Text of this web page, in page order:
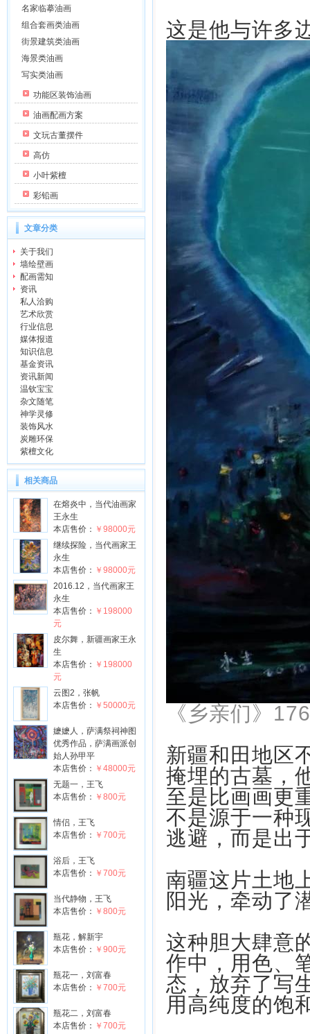
名家临摹油画
组合套画类油画
街景建筑类油画
海景类油画
写实类油画
功能区装饰油画
油画配画方案
文玩古董摆件
高仿
小叶紫檀
彩铅画
文章分类
关于我们
墙绘壁画
配画需知
资讯
私人洽购
艺术欣赏
行业信息
媒体报道
知识信息
基金资讯
资讯新闻
温钦宝宝
杂文随笔
神学灵修
装饰风水
炭雕环保
紫檀文化
相关商品
在熔炎中，当代油画家
王永生
本店售价： ￥98000元
继续探险，当代画家王
永生
本店售价： ￥98000元
2016.12，当代画家王
永生
本店售价： ￥198000
元
皮尔舞，新疆画家王永
生
本店售价： ￥198000
元
云图2，张帆
本店售价： ￥50000元
嬷嬷人，萨满祭祠神图
优秀作品，萨满画派创
始人孙甲平
本店售价： ￥48000元
无题一，王飞
本店售价： ￥800元
情侣，王飞
本店售价： ￥700元
浴后，王飞
本店售价： ￥700元
当代静物，王飞
本店售价： ￥800元
瓶花，解新宇
本店售价： ￥900元
瓶花一，刘富春
本店售价： ￥700元
瓶花二，刘富春
本店售价： ￥700元
这是他与许多
《乡亲们》
新疆和田地区
掩埋的古墓，
至是比画画更
不是源于一种
逃避，而是出
南疆这片土地
阳光，牵动了
这种胆大肆意
作中，用色、
态，放弃了写
用高纯度的饱